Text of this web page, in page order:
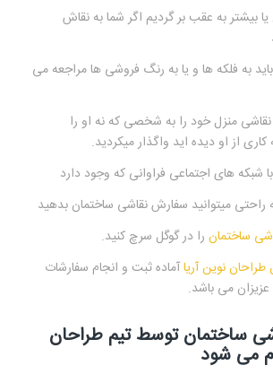
بیشتر به عقب بر گردیم اگر شما به نقاش
به فلکه ها و یا به رنگ فروشی ها مراجعه می
نقاشی منزل خود را به شخصی که نه او را
از او دیده اید واگذار میکردید.
شبکه های اجتماعی فراوانی که وجود دارد
راحتی میتوانید سفارش نقاشی ساختمان بدهید
ساختمانرا در گوگل سرچ کنید.
نوین آریاآماده ثبت و انجام سفارشات
می باشد.
ساختمان توسط تیم طراحان
می شود